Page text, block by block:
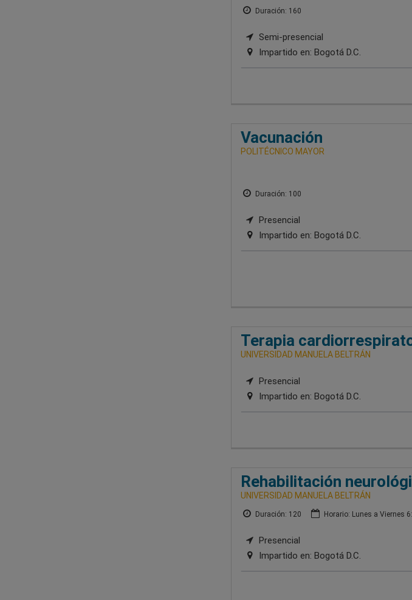
Duración: 160
Semi-presencial
Impartido en: Bogotá D.C.
Vacunación
POLITÉCNICO MAYOR
Duración: 100
Presencial
Impartido en: Bogotá D.C.
Terapia
UNIVERSIDAD MANUELA BELTRÁN
Presencial
Impartido en: Bogotá D.C.
Rehabilitación
UNIVERSIDAD MANUELA BELTRÁN
Duración: 120 Horario: Lunes a Viernes
Presencial
Impartido en: Bogotá D.C.